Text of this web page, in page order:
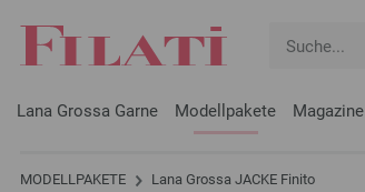
Lana Grossa Garne Modellpakete Magazine
MODELLPAKETE Lana Grossa JACKE Finito